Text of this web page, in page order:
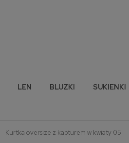
LEN BLUZKI SUKIENKI
Kurtka oversize z kapturem w kwiaty 05